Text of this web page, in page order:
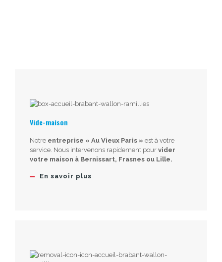
Vide-maison
Notre entreprise « Au Vieux Paris » est à votre
service. Nous intervenons rapidement pour vider
votre maison à Bernissart, Frasnes ou Lille.
En savoir plus